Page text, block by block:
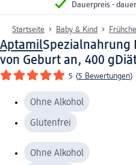
Dauerpreis -
Startseite Baby & Kind
AptamilSpezialnahrung
von Geburt an, 400 g
5 (5 Bewertungen)
Ohne Alkohol
Glutenfrei
Ohne Alkohol